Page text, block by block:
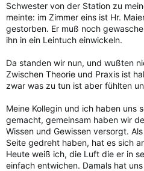
Schwester von der Station zu
meinte: im Zimmer eins ist Hr.
gestorben. Er muß noch
ihn in ein Leintuch einwickeln.
Da standen wir nun, und wußten
Zwischen Theorie und Praxis ist
zwar was zu tun ist aber fühlten
Meine Kollegin und ich haben uns
gemacht, gemeinsam haben wir
Wissen und Gewissen versorgt.
Seite gedreht haben, hat es sich
Heute weiß ich, die Luft die er in
einfach entwichen. Damals hat